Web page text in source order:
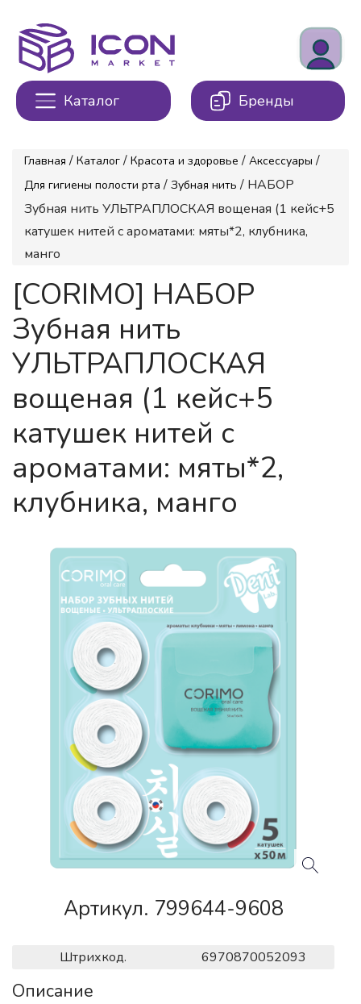
Каталог Бренды
Главная / Каталог / Красота и здоровье / Аксессуары /
Для гигиены полости рта / Зубная нить / НАБОР
Зубная нить УЛЬТРАПЛОСКАЯ вощеная (1 кейс+5
катушек нитей с ароматами: мяты*2, клубника,
манго
[CORIMO] НАБОР
Зубная нить
УЛЬТРАПЛОСКАЯ
вощеная (1 кейс+5
катушек нитей с
ароматами: мяты*2,
клубника, манго
Артикул. 799644-9608
Штрихкод. 6970870052093
Описание